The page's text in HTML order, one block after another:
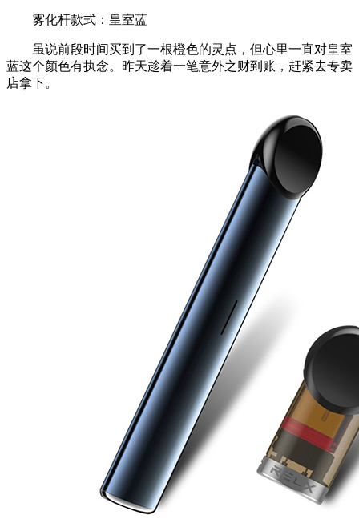
雾化杆款式：皇室蓝
虽说前段时间买到了一根橙色的灵点，但心里一直对皇室
蓝这个颜色有执念。昨天趁着一笔意外之财到账，赶紧去专卖
店拿下。